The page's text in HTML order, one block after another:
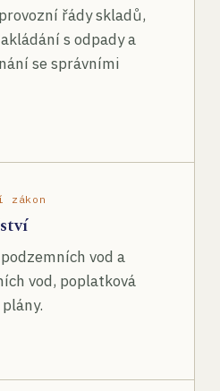
řády skladů,
s odpady a
se správními
zákon
vod a
vod, poplatková